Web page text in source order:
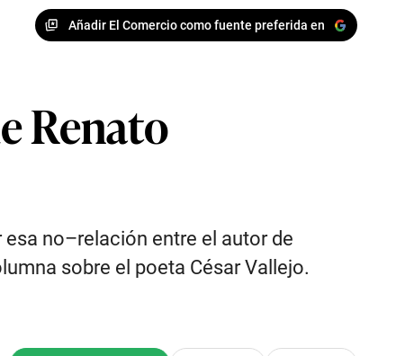
Añadir El Comercio como fuente preferida en
Renato
no–relación entre el autor de
sobre el poeta César Vallejo.